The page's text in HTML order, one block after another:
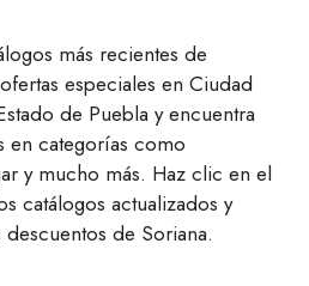
más recientes de
especiales en Ciudad
de Puebla y encuentra
en categorías como
y mucho más. Haz clic en el
catálogos actualizados y
de Soriana.